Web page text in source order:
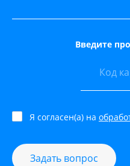
Введите
Задать вопрос
Я согласен(а) на